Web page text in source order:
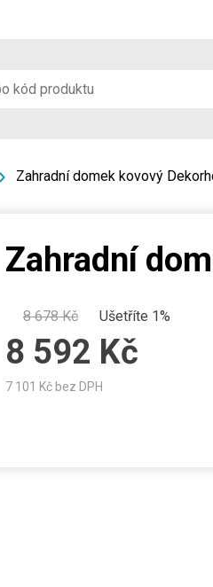
Zahradní domek kovový
Zahradní
8 678Kč Ušetříte 1%
8 592 Kč
7 101 Kč bez DPH